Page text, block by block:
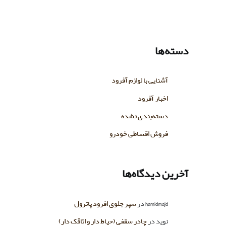
دسته‌ها
آشنایی با لوازم آفرود
اخبار آفرود
دسته‌بندی نشده
فروش اقساطی خودرو
آخرین دیدگاه‌ها
hamidmajdدرسپر جلوی افرود پاترول
نویددرچادر سقفی (حیاط دار و اتاقک دار)